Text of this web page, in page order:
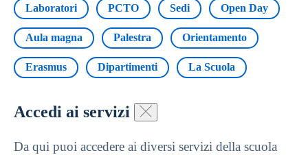
Laboratori PCTO Sedi Open Day
Aula magna Palestra Orientamento
Erasmus Dipartimenti La Scuola
Accedi ai servizi
Da qui puoi accedere ai diversi servizi della scuola